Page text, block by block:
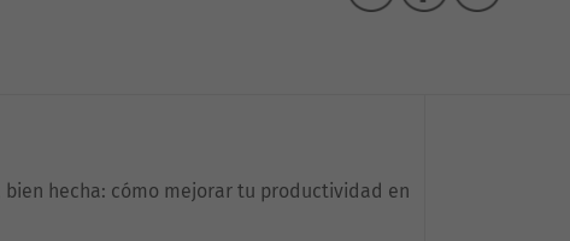
bien hecha: cómo mejorar tu productividad en